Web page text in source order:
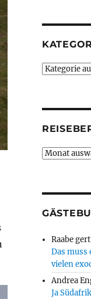
Kategorien
Raabe gert
Das muss
vielen
Andrea
Ja